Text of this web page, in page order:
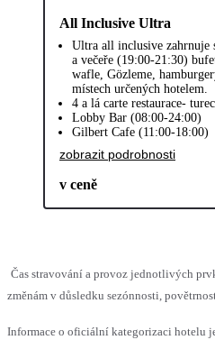
All Inclusive Ultra
Ultra all inclusive zahrnuje
a večeře (19:00-21:30)
wafle, Gözleme,
místech určených hotelem.
4 a lá carte restaurace-
Lobby Bar (08:00-24:00)
Gilbert Cafe (11:00-18:00)
zobrazit podrobnosti
v ceně
Čas stravování a provoz jednotlivých
změnám v důsledku sezónnosti,
Informace o oficiální kategorizaci hotelu